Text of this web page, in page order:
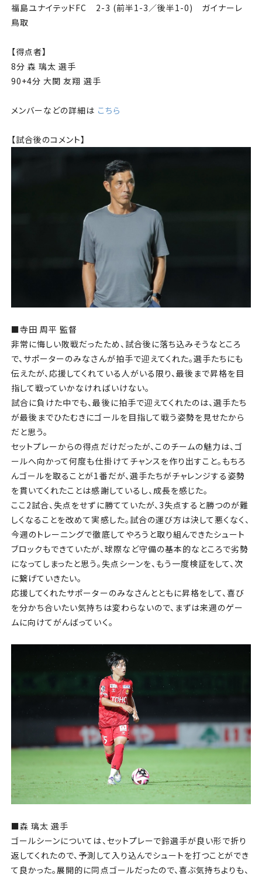
福島ユナイテッドFC 2-3 (前半1-3／後半1-0)
ガイナーレ
鳥取
【得点者】
8分 森 璃太 選手
90+4分 大関 友翔 選手
メンバーなどの詳細は こちら
【試合後のコメント】
■寺田 周平 監督
非常に悔しい敗戦だったため、試合後に落ち込みそうなところ
で、サポーターのみなさんが拍手で迎えてくれた。選手たちにも
伝えたが、応援してくれている人がいる限り、最後まで昇格を目
指して戦っていかなければいけない。
試合に負けた中でも、最後に拍手で迎えてくれたのは、選手たち
が最後までひたむきにゴールを目指して戦う姿勢を見せたから
だと思う。
セットプレーからの得点だけだったが、このチームの魅力は、ゴ
ールへ向かって何度も仕掛けてチャンスを作り出すこと。もちろ
んゴールを取ることが1番だが、選手たちがチャレンジする姿勢
を貫いてくれたことは感謝しているし、成長を感じた。
ここ2試合、失点をせずに勝てていたが、3失点すると勝つのが難
しくなることを改めて実感した。試合の運び方は決して悪くなく、
今週のトレーニングで徹底してやろうと取り組んできたシュート
ブロックもできていたが、球際など守備の基本的なところで劣勢
になってしまったと思う。失点シーンを、もう一度検証をして、次
に繋げていきたい。
応援してくれたサポーターのみなさんとともに昇格をして、喜び
を分かち合いたい気持ちは変わらないので、まずは来週のゲー
ムに向けてがんばっていく。
■森 璃太 選手
ゴールシーンについては、セットプレーで鈴選手が良い形で折り
返してくれたので、予測して入り込んでシュートを打つことができ
て良かった。展開的に同点ゴールだったので、喜ぶ気持ちよりも、